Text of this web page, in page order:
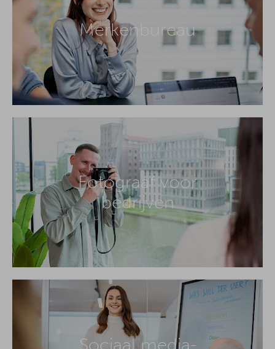
Merkenbureau
Fotograaf voor
bedrijven
Sociaal media-